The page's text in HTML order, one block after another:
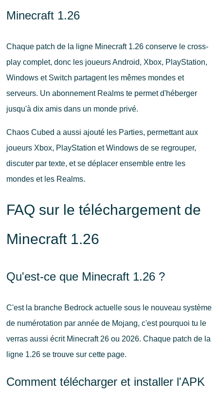
Minecraft 1.26
Chaque patch de la ligne Minecraft 1.26 conserve le cross-
play complet, donc les joueurs Android, Xbox, PlayStation,
Windows et Switch partagent les mêmes mondes et
serveurs. Un abonnement Realms te permet d'héberger
jusqu'à dix amis dans un monde privé.
Chaos Cubed a aussi ajouté les Parties, permettant aux
joueurs Xbox, PlayStation et Windows de se regrouper,
discuter par texte, et se déplacer ensemble entre les
mondes et les Realms.
FAQ sur le téléchargement de
Minecraft 1.26
Qu'est-ce que Minecraft 1.26 ?
C'est la branche Bedrock actuelle sous le nouveau système
de numérotation par année de Mojang, c'est pourquoi tu le
verras aussi écrit Minecraft 26 ou 2026. Chaque patch de la
ligne 1.26 se trouve sur cette page.
Comment télécharger et installer l'APK